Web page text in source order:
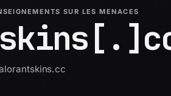
SUR LES MENACES